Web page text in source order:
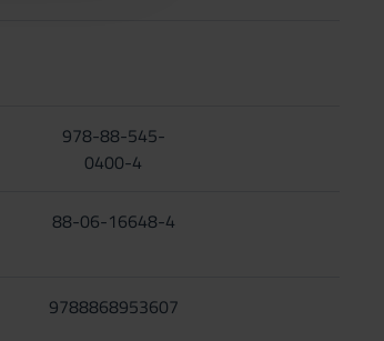
978-88-545-
0400-4
88-06-16648-4
9788868953607